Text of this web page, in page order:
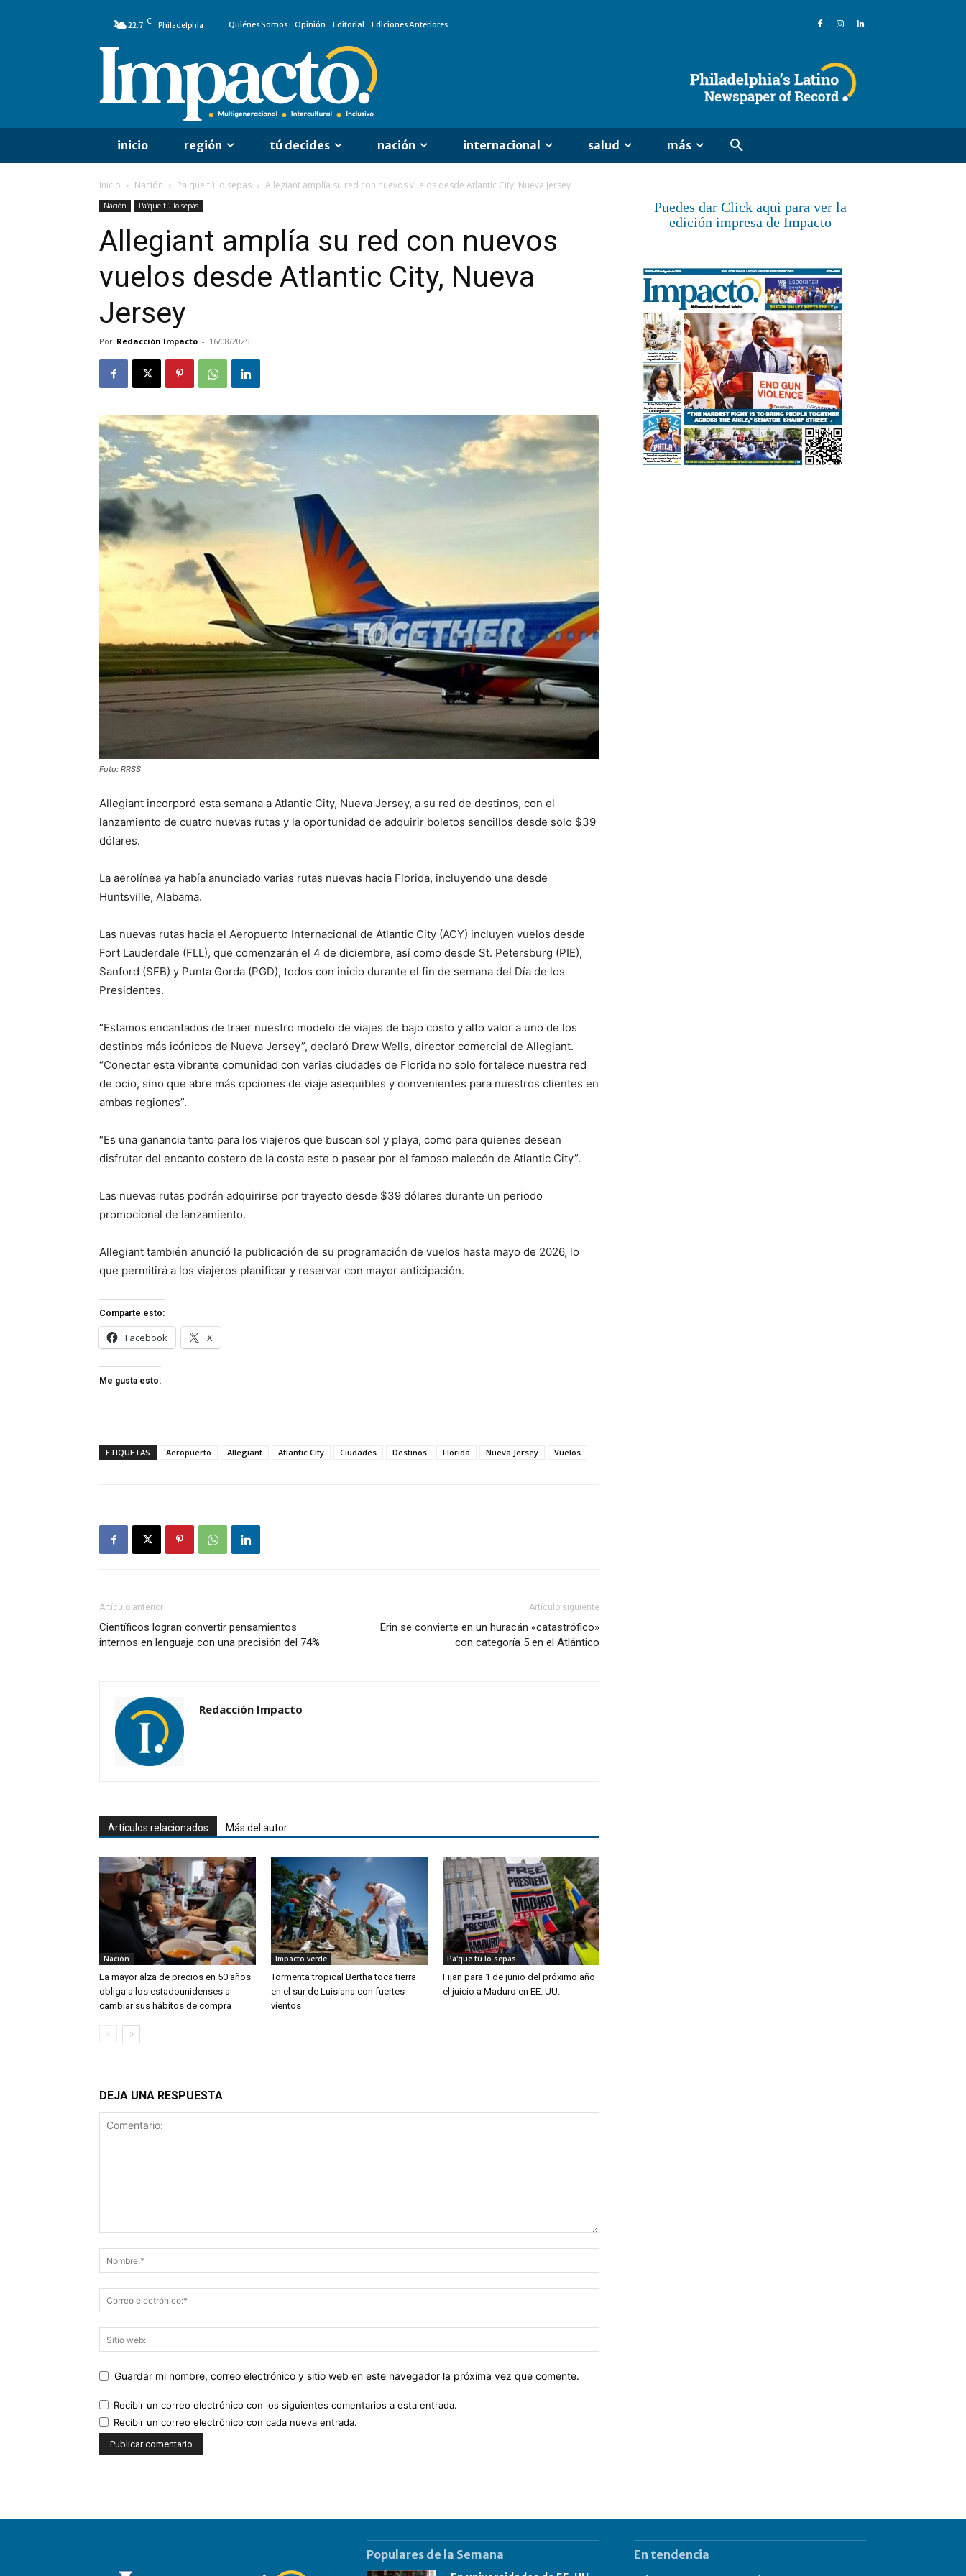
22.7 C Philadelphia Quiénes Somos Opinión Editorial Ediciones Anteriores
inicio región tú decides nación internacional salud más
Inicio Nación Pa'que tú lo sepas Allegiant amplía su red con nuevos vuelos desde Atlantic City, Nueva Jersey
Nación Pa'que tú lo sepas
Allegiant amplía su red con nuevos
vuelos desde Atlantic City, Nueva
Jersey
Por Redacción Impacto - 16/08/2025
Foto: RRSS
Allegiant incorporó esta semana a Atlantic City, Nueva Jersey, a su red de destinos, con el
lanzamiento de cuatro nuevas rutas y la oportunidad de adquirir boletos sencillos desde solo $39
dólares.
La aerolínea ya había anunciado varias rutas nuevas hacia Florida, incluyendo una desde
Huntsville, Alabama.
Las nuevas rutas hacia el Aeropuerto Internacional de Atlantic City (ACY) incluyen vuelos desde
Fort Lauderdale (FLL), que comenzarán el 4 de diciembre, así como desde St. Petersburg (PIE),
Sanford (SFB) y Punta Gorda (PGD), todos con inicio durante el fin de semana del Día de los
Presidentes.
“Estamos encantados de traer nuestro modelo de viajes de bajo costo y alto valor a uno de los
destinos más icónicos de Nueva Jersey”, declaró Drew Wells, director comercial de Allegiant.
“Conectar esta vibrante comunidad con varias ciudades de Florida no solo fortalece nuestra red
de ocio, sino que abre más opciones de viaje asequibles y convenientes para nuestros clientes en
ambas regiones”.
“Es una ganancia tanto para los viajeros que buscan sol y playa, como para quienes desean
disfrutar del encanto costero de la costa este o pasear por el famoso malecón de Atlantic City”.
Las nuevas rutas podrán adquirirse por trayecto desde $39 dólares durante un periodo
promocional de lanzamiento.
Allegiant también anunció la publicación de su programación de vuelos hasta mayo de 2026, lo
que permitirá a los viajeros planificar y reservar con mayor anticipación.
Comparte esto:
Facebook X
Me gusta esto:
ETIQUETAS Aeropuerto Allegiant Atlantic City Ciudades Destinos Florida Nueva Jersey Vuelos
Artículo anterior
Científicos logran convertir pensamientos
internos en lenguaje con una precisión del 74%
Artículo siguiente
Erin se convierte en un huracán «catastrófico»
con categoría 5 en el Atlántico
Redacción Impacto
Artículos relacionados Más del autor
Nación
La mayor alza de precios en 50 años
obliga a los estadounidenses a
cambiar sus hábitos de compra
Impacto verde
Tormenta tropical Bertha toca tierra
en el sur de Luisiana con fuertes
vientos
Pa'que tú lo sepas
Fijan para 1 de junio del próximo año
el juicio a Maduro en EE. UU.
DEJA UNA RESPUESTA
Guardar mi nombre, correo electrónico y sitio web en este navegador la próxima vez que comente.
Recibir un correo electrónico con los siguientes comentarios a esta entrada.
Recibir un correo electrónico con cada nueva entrada.
Puedes dar Click aqui para ver la
edición impresa de Impacto
Populares de la Semana En tendencia